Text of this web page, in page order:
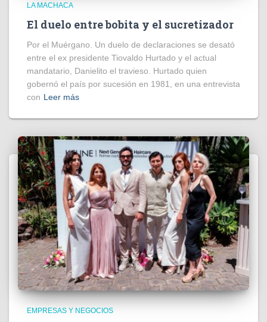
LA MACHACA
El duelo entre bobita y el sucretizador
Por el Muérgano. Un duelo de declaraciones se desató
entre el ex presidente Tiovaldo Hurtado y el actual
mandatario, Danielito el travieso. Hurtado quien
gobernó el país por sucesión en 1981, en una entrevista
con Leer más
EMPRESAS Y NEGOCIOS